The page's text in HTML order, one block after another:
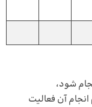
شود،
آن فعالیت